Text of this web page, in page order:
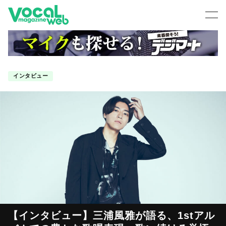
インタビュー
【インタビュー】三浦風雅が語る、1stアル